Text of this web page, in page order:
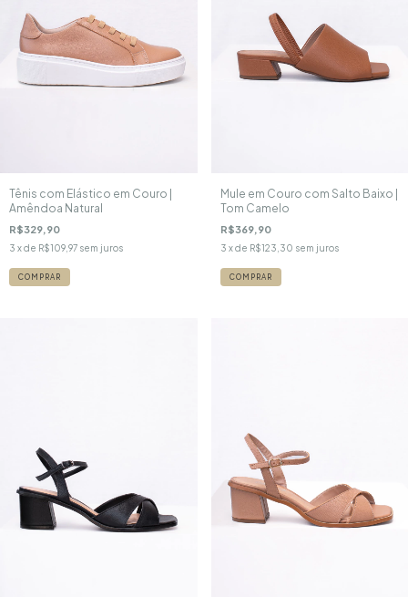
Tênis com Elástico em Couro |
Amêndoa Natural
R$329,90
3 x de R$109,97 sem juros
COMPRAR
Mule em Couro com Salto Baixo |
Tom Camelo
R$369,90
3 x de R$123,30 sem juros
COMPRAR